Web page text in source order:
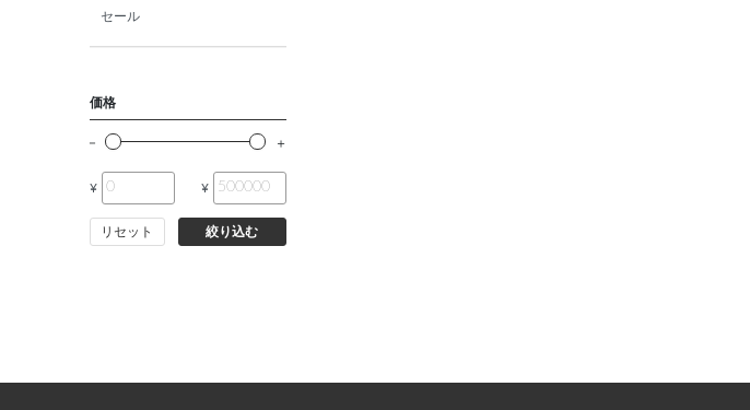
猫ウェットフード
その他ペット用品
小動物・鳥フード
セール
価格
¥ ¥
リセット 絞り込む